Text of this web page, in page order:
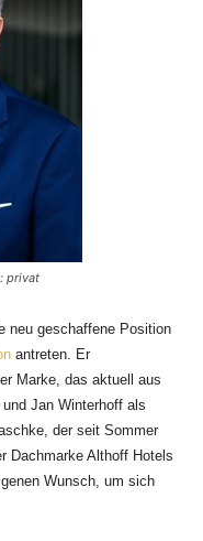
privat
neu geschaffene Position
antreten. Er
Marke, das aktuell aus
Jan Winterhoff als
der seit Sommer
Dachmarke Althoff Hotels
Wunsch, um sich